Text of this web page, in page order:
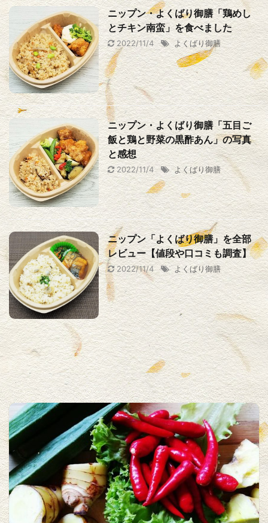
ニップン・よくばり御膳「鶏めし
とチキン南蛮」を食べました
2022/11/4 よくばり御膳
ニップン・よくばり御膳「五目ご
飯と鶏と野菜の黒酢あん」の写真
と感想
2022/11/4 よくばり御膳
ニップン「よくばり御膳」を全部
レビュー【値段や口コミも調査】
2022/11/4 よくばり御膳